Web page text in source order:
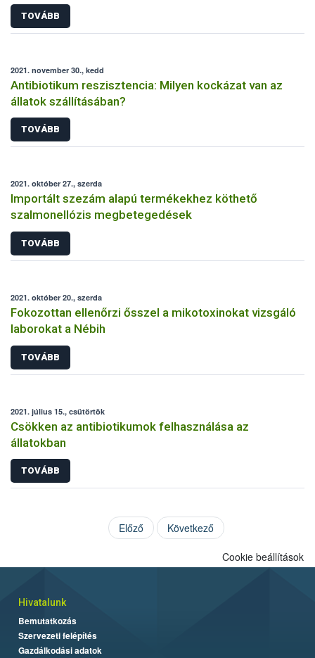
TOVÁBB
2021. november 30., kedd
Antibiotikum reszisztencia: Milyen kockázat van az
állatok szállításában?
TOVÁBB
2021. október 27., szerda
Importált szezám alapú termékekhez köthető
szalmonellózis megbetegedések
TOVÁBB
2021. október 20., szerda
Fokozottan ellenőrzi ősszel a mikotoxinokat vizsgáló
laborokat a Nébih
TOVÁBB
2021. július 15., csütörtök
Csökken az antibiotikumok felhasználása az
állatokban
TOVÁBB
Előző Következő
Cookie beállítások
Hivatalunk
Bemutatkozás
Szervezeti felépítés
Gazdálkodási adatok